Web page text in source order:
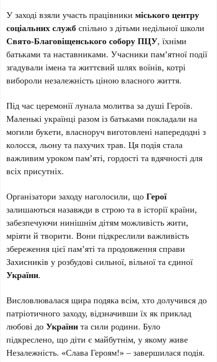
У заході взяли участь працівникиміського центру
соціальних служб спільно з дітьми недільної школи
Свято-Благовіщенського собору ПЦУ, їхніми
батьками та наставниками. Учасники пам’ятної події
згадували імена та життєвий шлях воїнів, котрі
вибороли незалежність ціною власного життя.
Під час церемонії лунала молитва за душі Героїв.
Маленькі українці разом із батьками покладали на
могили букети, власноруч виготовлені напередодні з
колосся, льону та пахучих трав. Ця подія стала
важливим уроком пам’яті, гордості та вдячності для
всіх присутніх.
Організатори заходу наголосили, щоГерої
залишаються назавжди в строю та в історії країни,
забезпечуючи нинішнім дітям можливість жити,
мріяти й творити. Вони підкреслили важливість
збереження цієї пам’яті та продовження справи
Захисників у розбудові сильної, вільної та єдиної
України.
Висловлювалася щира подяка всім, хто долучився до
патріотичного заходу, відзначивши їх як приклад
любові доУкраїни та сили родини. Було
підкреслено, що діти є майбутнім, у якому живе
Незалежність. «Слава Героям!» – завершилася подія.